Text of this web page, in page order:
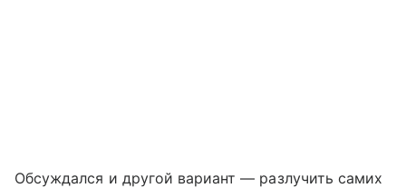
Обсуждался и другой вариант — разлучить самих